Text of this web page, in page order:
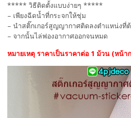
***** วิธีติดตั้งแบบง่ายๆ *****
– เพียงฉีดน้ำที่กระจกให้ชุ่ม
– นำสติ๊กเกอร์สูญญากาศติดลงตำแหน่งที่ต้
– จากนั้นไล่ฟองอากาศออกจนหมด
หมายเหตุ ราคาเป็นราคาต่อ 1 ม้วน (หน้า